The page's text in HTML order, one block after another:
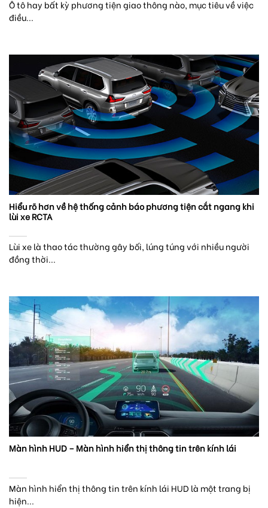
Ô tô hay bất kỳ phương tiện giao thông nào, mục tiêu về việc
điều...
Hiểu rõ hơn về hệ thống cảnh báo phương tiện cắt ngang khi
lùi xe RCTA
Lùi xe là thao tác thường gây bối, lúng túng với nhiều người
đồng thời...
Màn hình HUD – Màn hình hiển thị thông tin trên kính lái
Màn hình hiển thị thông tin trên kính lái HUD là một trang bị
hiện...